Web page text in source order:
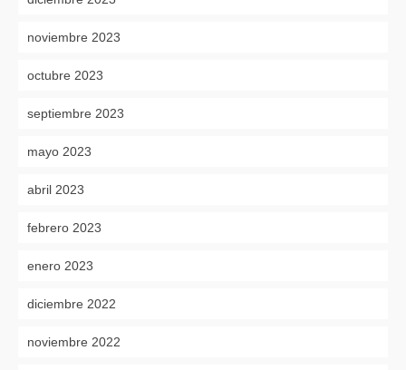
noviembre 2023
octubre 2023
septiembre 2023
mayo 2023
abril 2023
febrero 2023
enero 2023
diciembre 2022
noviembre 2022